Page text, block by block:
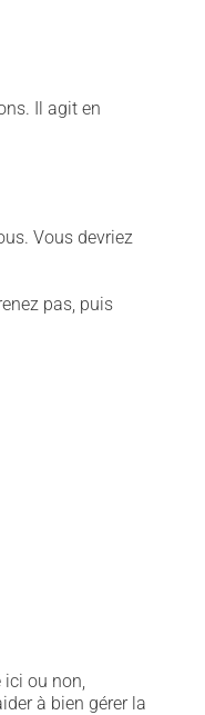
Il agit en
Vous devriez
pas, puis
ici ou non,
à bien gérer la